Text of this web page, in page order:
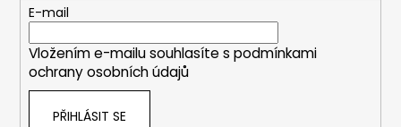
E-mail
Vložením e-mailu souhlasíte s podmínkami
ochrany osobních údajů
PŘIHLÁSIT SE